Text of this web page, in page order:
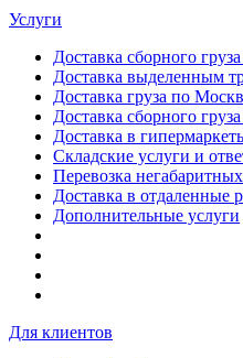
Услуги
Доставка сборного
Доставка выделенным
Доставка груза по
Доставка сборного
Доставка в
Складские услуги и
Перевозка
Доставка в отдаленные
Дополнительные услуги
Для клиентов